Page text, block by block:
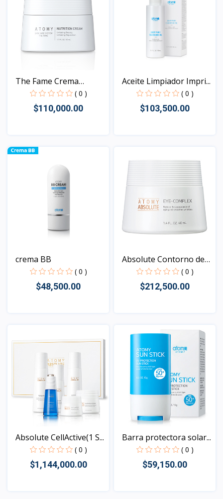
The Fame Crema
Nutritiv...
( 0 )
$110,000.00
Aceite Limpiador Impri...
( 0 )
$103,500.00
crema BB
( 0 )
$48,500.00
Absolute Contorno de
( 0 )
$212,500.00
Absolute CellActive(1 S...
( 0 )
$1,144,000.00
Barra protectora solar...
( 0 )
$59,150.00